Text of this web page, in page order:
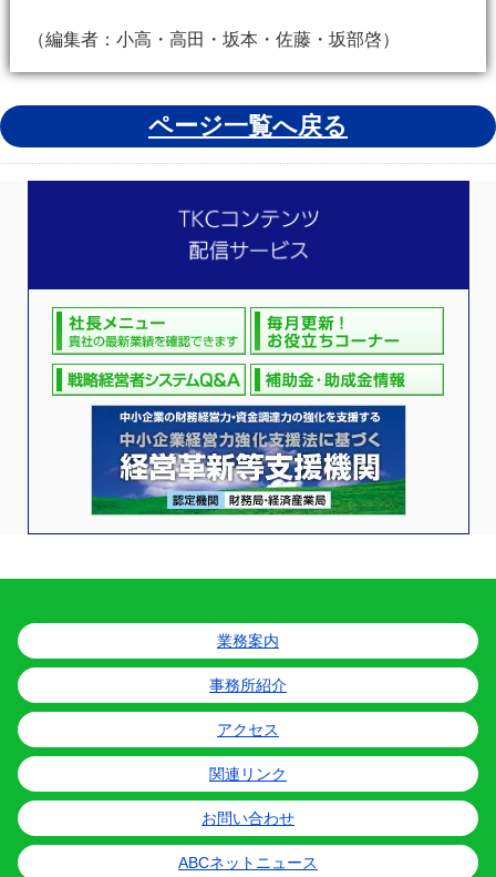
（編集者：小高・高田・坂本・佐藤・坂部啓）
ページ一覧へ戻る
業務案内
事務所紹介
アクセス
関連リンク
お問い合わせ
ABCネットニュース